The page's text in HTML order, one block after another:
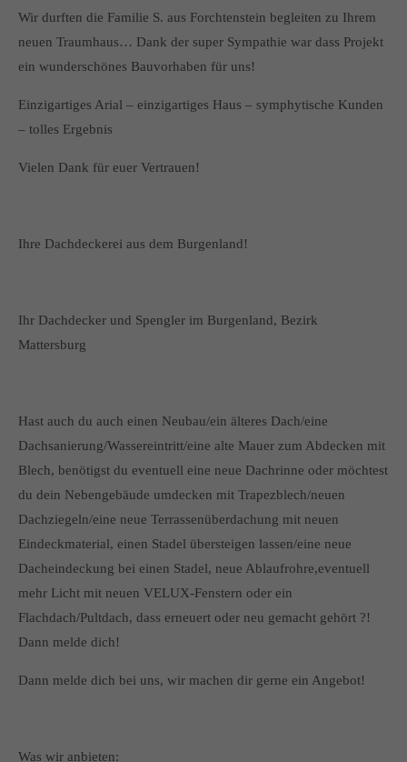
Wir durften die Familie S. aus Forchtenstein begleiten zu Ihrem
neuen Traumhaus… Dank der super Sympathie war dass Projekt
ein wunderschönes Bauvorhaben für uns!
Einzigartiges Arial – einzigartiges Haus – symphytische Kunden
– tolles Ergebnis
Vielen Dank für euer Vertrauen!
Ihre Dachdeckerei aus dem Burgenland!
Ihr Dachdecker und Spengler im Burgenland, Bezirk
Mattersburg
Hast auch du auch einen Neubau/ein älteres Dach/eine
Dachsanierung/Wassereintritt/eine alte Mauer zum Abdecken mit
Blech, benötigst du eventuell eine neue Dachrinne oder möchtest
du dein Nebengebäude umdecken mit Trapezblech/neuen
Dachziegeln/eine neue Terrassenüberdachung mit neuen
Eindeckmaterial, einen Stadel übersteigen lassen/eine neue
Dacheindeckung bei einen Stadel, neue Ablaufrohre,eventuell
mehr Licht mit neuen VELUX-Fenstern oder ein
Flachdach/Pultdach, dass erneuert oder neu gemacht gehört ?!
Dann melde dich!
Dann melde dich bei uns, wir machen dir gerne ein Angebot!
Was wir anbieten: